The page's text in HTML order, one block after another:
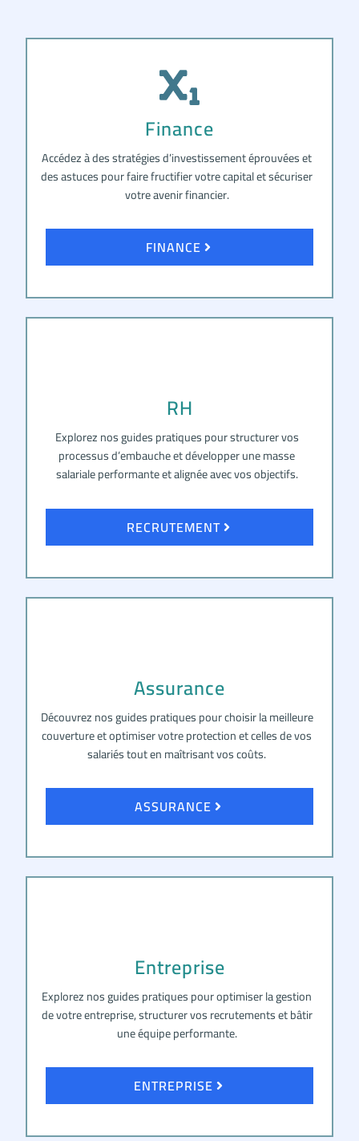
Finance
Accédez à des stratégies d’investissement éprouvées et
des astuces pour faire fructifier votre capital et sécuriser
votre avenir financier.
FINANCE
RH
Explorez nos guides pratiques pour structurer vos
processus d’embauche et développer une masse
salariale performante et alignée avec vos objectifs.
RECRUTEMENT
Assurance
Découvrez nos guides pratiques pour choisir la meilleure
couverture et optimiser votre protection et celles de vos
salariés tout en maîtrisant vos coûts.
ASSURANCE
Entreprise
Explorez nos guides pratiques pour optimiser la gestion
de votre entreprise, structurer vos recrutements et bâtir
une équipe performante.
ENTREPRISE